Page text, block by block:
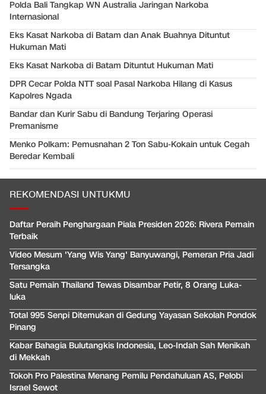
Polda Bali Tangkap WN Australia Jaringan Narkoba
Internasional
Eks Kasat Narkoba di Batam dan Anak Buahnya Dituntut
Hukuman Mati
Eks Kasat Narkoba di Batam Dituntut Hukuman Mati
DPR Cecar Polda NTT soal Pasal Narkoba Hilang di Kasus
Kapolres Ngada
Bandar dan Kurir Sabu di Bandung Terjaring Operasi
Premanisme
Menko Polkam: Pemusnahan 2 Ton Sabu-Kokain untuk Cegah
Beredar Kembali
REKOMENDASI UNTUKMU
Daftar Peraih Penghargaan Piala Presiden 2026: Rivera Pemain
Terbaik
Video Mesum 'Yang Wis Yang' Banyuwangi, Pemeran Pria Jadi
Tersangka
Satu Pemain Thailand Tewas Disambar Petir, 8 Orang Luka-
luka
Total 995 Senpi Ditemukan di Gedung Yayasan Sekolah Pondok
Pinang
Kabar Bahagia Bulutangkis Indonesia, Leo-Indah Sah Menikah
di Mekkah
Tokoh Pro Palestina Menang Pemilu Pendahuluan AS, Pelobi
Israel Sewot